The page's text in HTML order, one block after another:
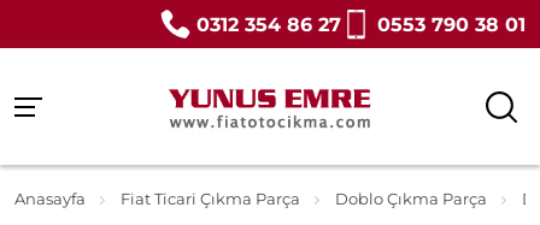
0312 354 86 27 0553 790 38 01
Anasayfa Fiat Ticari Çıkma Parça Doblo Çıkma Parça